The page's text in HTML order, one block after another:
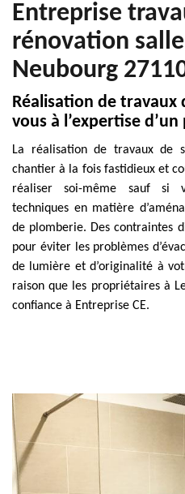
Entreprise
rénovation
Neubourg
Réalisation de travaux
vous à l’expertise
La réalisation de travaux de
chantier à la fois fastidieux et
réaliser soi-même sauf si
techniques en matière
de plomberie. Des contraintes
pour éviter les problèmes
de lumière et d’originalité à
raison que les propriétaires à
confiance à Entreprise CE.